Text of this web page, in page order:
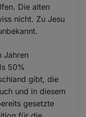
Die alten
nicht. Zu Jesu
Jahren
50%
gibt, die
und in diesem
gesetzte